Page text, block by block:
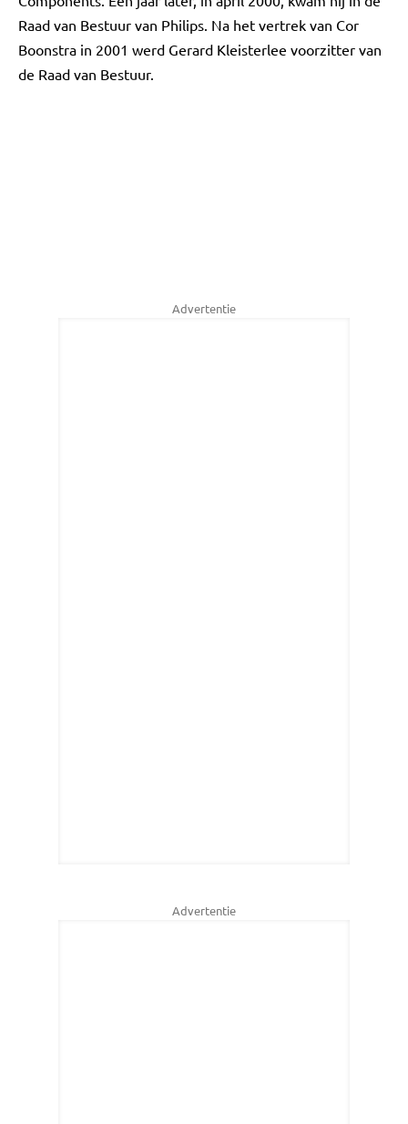
Raad van Bestuur van Philips. Na het vertrek van Cor
Boonstra in 2001 werd Gerard Kleisterlee voorzitter van
de Raad van Bestuur.
Advertentie
Advertentie